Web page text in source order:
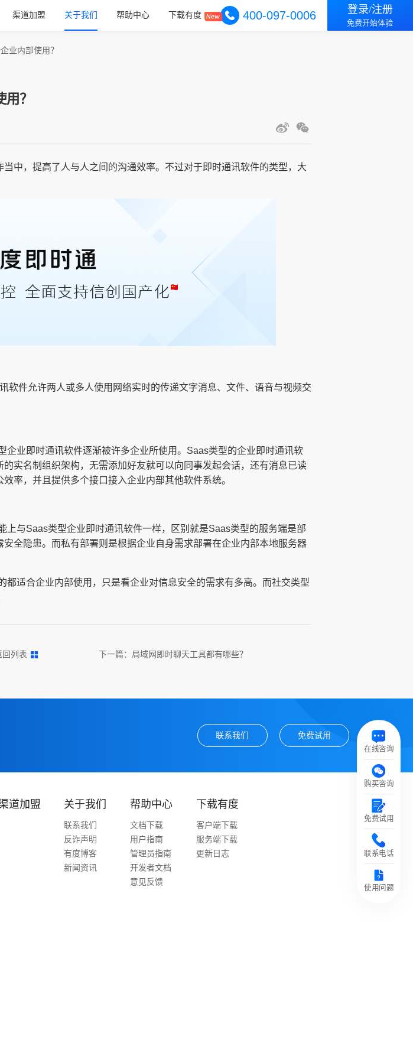
渠道加盟 关于我们 帮助中心 下载有度 400-097-0006 登录/注册
免费开始体验
业内部使用？
？
中，提高了人与人之间的沟通效率。不过对于即时通讯软件的类型，大
软件允许两人或多人使用网络实时的传递文字消息、文件、语音与视频交
业即时通讯软件逐渐被许多企业所使用。Saas类型的企业即时通讯软
实名制组织架构，无需添加好友就可以向同事发起会话，还有消息已读
率，并且提供多个接口接入企业内部其他软件系统。
上与Saas类型企业即时通讯软件一样，区别就是Saas类型的服务端是部
全隐患。而私有部署则是根据企业自身需求部署在企业内部本地服务器
适合企业内部使用，只是看企业对信息安全的需求有多高。而社交类型
回列表 下一篇： 局域网即时聊天工具都有哪些？
联系我们 免费试用
在线咨询
购买咨询
免费试用
联系电话
使用问题
道加盟 关于我们
联系我们
反诈声明
有度博客
新闻资讯
帮助中心
文档下载
用户指南
管理员指南
开发者文档
意见反馈
下载有度
客户端下载
服务端下载
更新日志